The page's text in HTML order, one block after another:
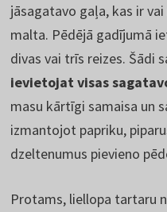
jāsagatavo gaļa, kas ir
malta. Pēdējā gadījumā
divas vai trīs reizes. Šādi
ievietojat visas
masu kārtīgi samaisa un
izmantojot papriku,
dzeltenumus pievieno
Protams, liellopa tartaru